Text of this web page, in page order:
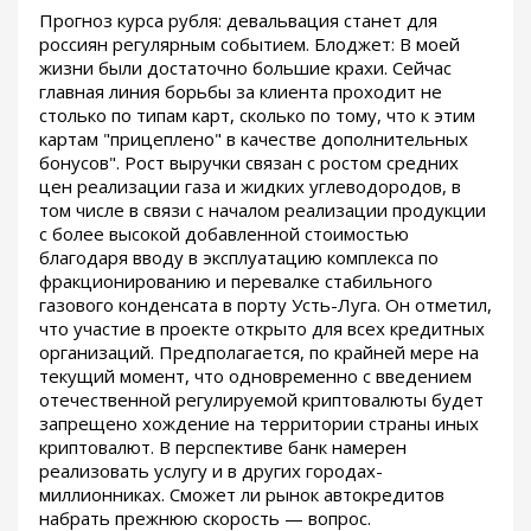
Прогноз курса рубля: девальвация станет для
россиян регулярным событием. Блоджет: В моей
жизни были достаточно большие крахи. Сейчас
главная линия борьбы за клиента проходит не
столько по типам карт, сколько по тому, что к этим
картам "прицеплено" в качестве дополнительных
бонусов". Рост выручки связан с ростом средних
цен реализации газа и жидких углеводородов, в
том числе в связи с началом реализации продукции
с более высокой добавленной стоимостью
благодаря вводу в эксплуатацию комплекса по
фракционированию и перевалке стабильного
газового конденсата в порту Усть-Луга. Он отметил,
что участие в проекте открыто для всех кредитных
организаций. Предполагается, по крайней мере на
текущий момент, что одновременно с введением
отечественной регулируемой криптовалюты будет
запрещено хождение на территории страны иных
криптовалют. В перспективе банк намерен
реализовать услугу и в других городах-
миллионниках. Сможет ли рынок автокредитов
набрать прежнюю скорость — вопрос.